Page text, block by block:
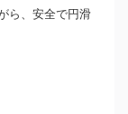
ら、安全で円滑